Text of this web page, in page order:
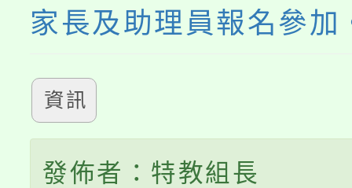
家長及助理員報名參加
資訊
發佈者：特教組長